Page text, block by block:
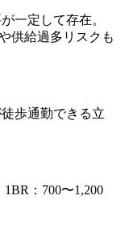
一定して存在。
供給過多リスクも
歩通勤できる立
：700〜1,200